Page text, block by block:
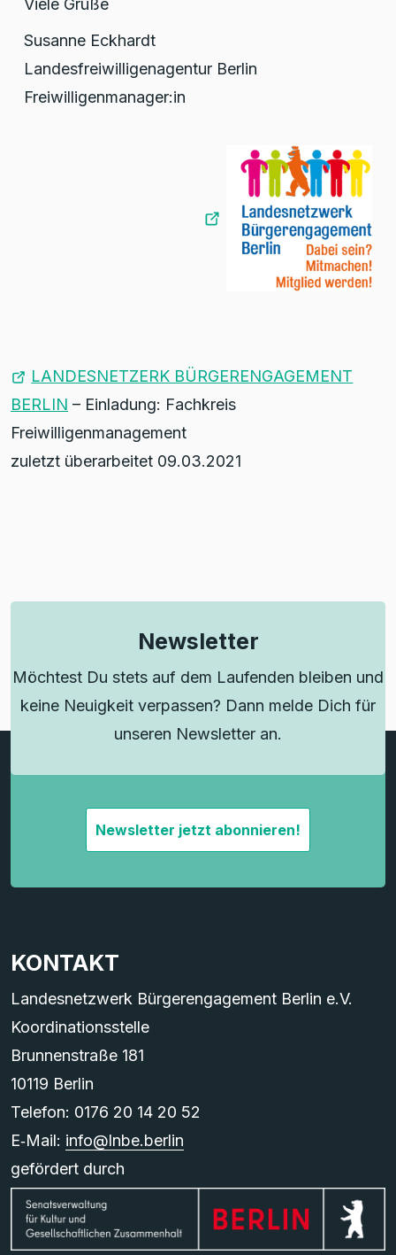
Viele Grüße
Susanne Eckhardt
Landesfreiwilligenagentur Berlin
Freiwilligenmanager:in
LANDESNETZERK BÜRGERENGAGEMENT
BERLIN – Einladung: Fachkreis
Freiwilligenmanagement
zuletzt überarbeitet 09.03.2021
Newsletter
Möchtest Du stets auf dem Laufenden bleiben und
keine Neuigkeit verpassen? Dann melde Dich für
unseren Newsletter an.
Newsletter jetzt abonnieren!
KONTAKT
Landesnetzwerk Bürgerengagement Berlin e.V.
Koordinationsstelle
Brunnenstraße 181
10119 Berlin
Telefon: 0176 20 14 20 52
E‑Mail: info@lnbe.berlin
gefördert durch